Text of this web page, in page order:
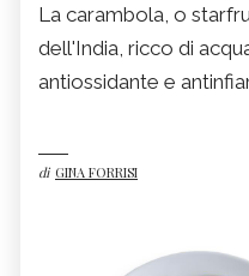
La carambola, o
dell'India, ricco di
antiossidante e
di GINA FORRISI